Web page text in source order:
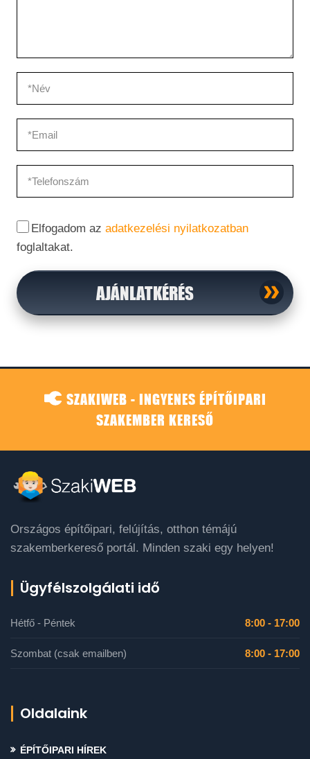
Elfogadom az adatkezelési nyilatkozatban
foglaltakat.
AJÁNLATKÉRÉS
SZAKIWEB - INGYENES ÉPÍTŐIPARI
SZAKEMBER KERESŐ
Országos építőipari, felújítás, otthon témájú
szakemberkereső portál. Minden szaki egy helyen!
Ügyfélszolgálati idő
Hétfő - Péntek 8:00 - 17:00
Szombat (csak emailben) 8:00 - 17:00
Oldalaink
ÉPÍTŐIPARI HÍREK